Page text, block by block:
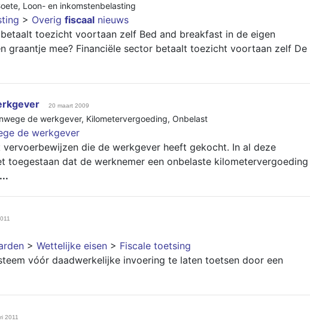
, Loon- en inkomstenbelasting
> Overig fiscaal nieuws
toezicht voortaan zelf Bed and breakfast in de eigen
graantje mee? Financiële sector betaalt toezicht voortaan zelf De
20 maart 2009
de werkgever, Kilometervergoeding, Onbelast
de werkgever
die de werkgever heeft gekocht. In al deze
toegestaan dat de werknemer een onbelaste kilometervergoeding
...
> Wettelijke eisen > Fiscale toetsing
vóór daadwerkelijke invoering te laten toetsen door een
2011